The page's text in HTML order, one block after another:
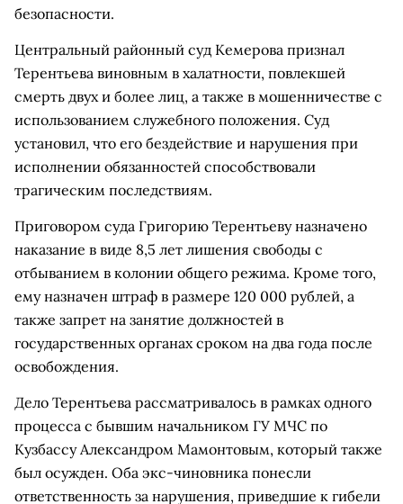
безопасности.
Центральный районный суд Кемерова признал
Терентьева виновным в халатности, повлекшей
смерть двух и более лиц, а также в мошенничестве с
использованием служебного положения. Суд
установил, что его бездействие и нарушения при
исполнении обязанностей способствовали
трагическим последствиям.
Приговором суда Григорию Терентьеву назначено
наказание в виде 8,5 лет лишения свободы с
отбыванием в колонии общего режима. Кроме того,
ему назначен штраф в размере 120 000 рублей, а
также запрет на занятие должностей в
государственных органах сроком на два года после
освобождения.
Дело Терентьева рассматривалось в рамках одного
процесса с бывшим начальником ГУ МЧС по
Кузбассу Александром Мамонтовым, который также
был осужден. Оба экс-чиновника понесли
ответственность за нарушения, приведшие к гибели